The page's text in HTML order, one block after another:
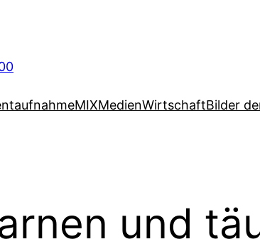
MIXMedienWirtschaftBilder
und